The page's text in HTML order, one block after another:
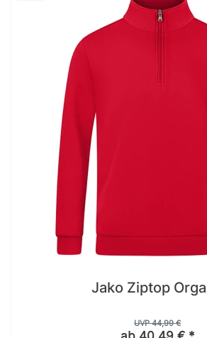
Jako Ziptop
UVP 44,99 €